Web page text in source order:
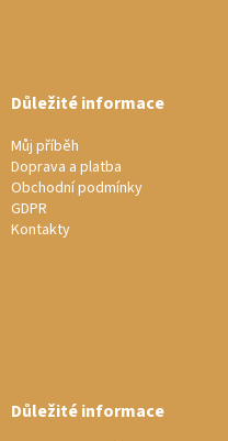
Důležité informace
Můj příběh
Doprava a platba
Obchodní podmínky
GDPR
Kontakty
Důležité informace